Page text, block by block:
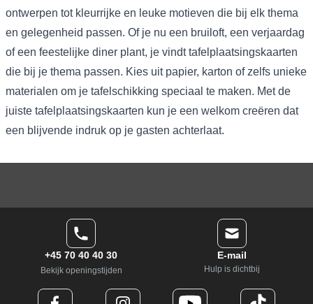
ontwerpen tot kleurrijke en leuke motieven die bij elk thema
en gelegenheid passen. Of je nu een bruiloft, een verjaardag
of een feestelijke diner plant, je vindt tafelplaatsingskaarten
die bij je thema passen. Kies uit papier, karton of zelfs unieke
materialen om je tafelschikking speciaal te maken. Met de
juiste tafelplaatsingskaarten kun je een welkom creëren dat
een blijvende indruk op je gasten achterlaat.
+45 70 40 40 30
Bekijk openingstijden
E-mail
Hulp is dichtbij